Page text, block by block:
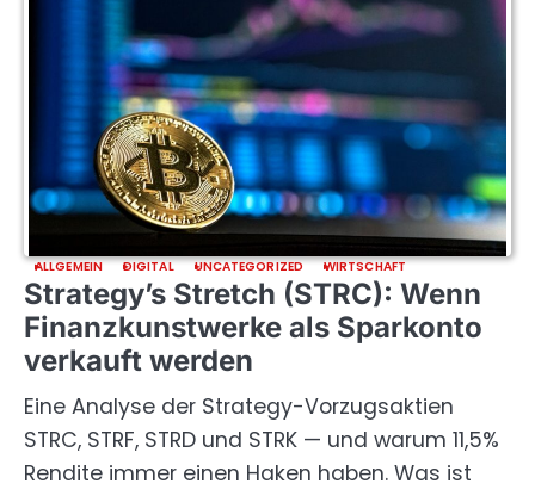
ALLGEMEIN DIGITAL UNCATEGORIZED WIRTSCHAFT
Strategy’s Stretch (STRC): Wenn
Finanzkunstwerke als Sparkonto
verkauft werden
Eine Analyse der Strategy-Vorzugsaktien
STRC, STRF, STRD und STRK — und warum 11,5%
Rendite immer einen Haken haben. Was ist